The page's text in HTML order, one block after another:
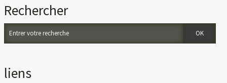
Rechercher
liens